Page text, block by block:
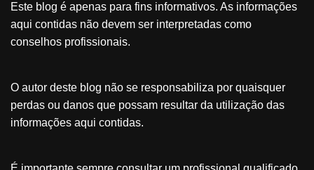
Este blog é apenas para fins informativos. As informações
aqui contidas não devem ser interpretadas como
conselhos profissionais.
O autor deste blog não se responsabiliza por quaisquer
perdas ou danos que possam resultar da utilização das
informações aqui contidas.